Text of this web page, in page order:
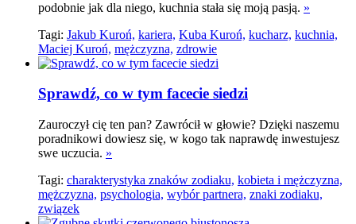
podobnie jak dla niego, kuchnia stała się moją pasją. »
Tagi: Jakub Kuroń, kariera, Kuba Kuroń, kucharz, kuchnia,
Maciej Kuroń, mężczyzna, zdrowie
Sprawdź, co w tym facecie siedzi
Zauroczył cię ten pan? Zawrócił w głowie? Dzięki naszemu
poradnikowi dowiesz się, w kogo tak naprawdę inwestujesz
swe uczucia. »
Tagi: charakterystyka znaków zodiaku, kobieta i mężczyzna,
mężczyzna, psychologia, wybór partnera, znaki zodiaku,
związek